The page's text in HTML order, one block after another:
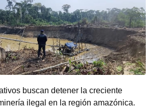
buscan detener la creciente
ilegal en la región amazónica.